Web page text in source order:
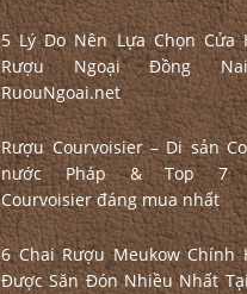
5 Lý Do Nên Lựa Chọn Cửa
Rượu Ngoại Đồng
RuouNgoai.net
Rượu Courvoisier – Di sản
nước Pháp & Top 7
Courvoisier đáng mua nhất
6 Chai Rượu Meukow Chính
Được Săn Đón Nhiều Nhất